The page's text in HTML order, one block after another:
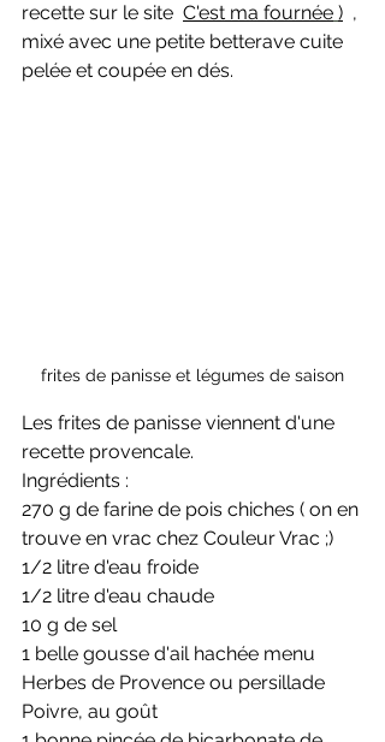
recette sur le site C'est ma fournée )
  ,
mixé avec une petite betterave cuite
pelée et coupée en dés.
frites de panisse et légumes de saison
Les frites de panisse viennent d'une
recette provencale.
Ingrédients :
270 g de farine de pois chiches ( on en
trouve en vrac chez Couleur Vrac ;)
1/2 litre d'eau froide
1/2 litre d'eau chaude
10 g de sel
1 belle gousse d'ail hachée menu
Herbes de Provence ou persillade
Poivre, au goût